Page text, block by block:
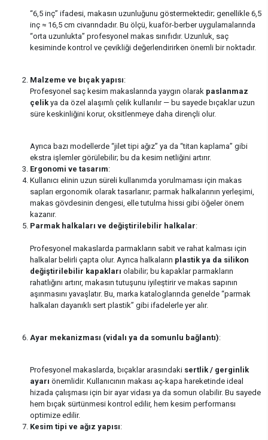
“6,5 inç” ifadesi, makasın uzunluğunu göstermektedir; genellikle 6,5
inç ≈ 16,5 cm civarındadır. Bu ölçü, kuaför-berber uygulamalarında
“orta uzunlukta” profesyonel makas sınıfıdır. Uzunluk, saç
kesiminde kontrol ve çevikliği değerlendirirken önemli bir noktadır.
Malzeme ve bıçak yapısı:
Profesyonel saç kesim makaslarında yaygın olarak paslanmaz
çelik ya da özel alaşımlı çelik kullanılır — bu sayede bıçaklar uzun
süre keskinliğini korur, oksitlenmeye daha dirençli olur.
Ayrıca bazı modellerde “jilet tipi ağız” ya da “titan kaplama” gibi
ekstra işlemler görülebilir; bu da kesim netliğini artırır.
Ergonomi ve tasarım:
Kullanıcı elinin uzun süreli kullanımda yorulmaması için makas
sapları ergonomik olarak tasarlanır; parmak halkalarının yerleşimi,
makas gövdesinin dengesi, elle tutulma hissi gibi öğeler önem
kazanır.
Parmak halkaları ve değiştirilebilir halkalar:
Profesyonel makaslarda parmakların sabit ve rahat kalması için
halkalar belirli çapta olur. Ayrıca halkaların plastik ya da silikon
değiştirilebilir kapakları olabilir; bu kapaklar parmakların
rahatlığını artırır, makasın tutuşunu iyileştirir ve makas sapının
aşınmasını yavaşlatır. Bu, marka kataloglarında genelde “parmak
halkaları dayanıklı sert plastik” gibi ifadelerle yer alır.
Ayar mekanizması (vidalı ya da somunlu bağlantı):
Profesyonel makaslarda, bıçaklar arasındaki sertlik / gerginlik
ayarı önemlidir. Kullanıcının makası aç-kapa hareketinde ideal
hizada çalışması için bir ayar vidası ya da somun olabilir. Bu sayede
hem bıçak sürtünmesi kontrol edilir, hem kesim performansı
optimize edilir.
Kesim tipi ve ağız yapısı: